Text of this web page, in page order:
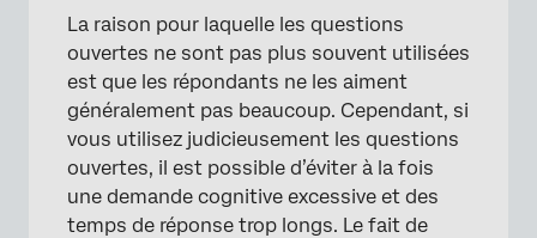
La raison pour laquelle les questions
ouvertes ne sont pas plus souvent utilisées
est que les répondants ne les aiment
généralement pas beaucoup. Cependant, si
vous utilisez judicieusement les questions
ouvertes, il est possible d’éviter à la fois
une demande cognitive excessive et des
temps de réponse trop longs. Le fait de